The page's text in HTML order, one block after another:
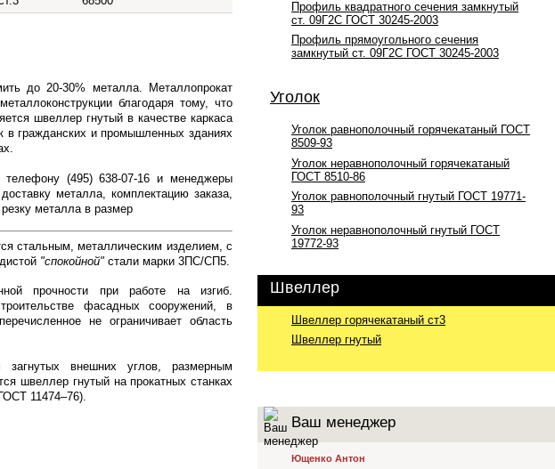
до 20-30% металла. Металлопрокат
благодаря тому, что
швеллер гнутый в качестве каркаса
в гражданских и промышленных зданиях
(495) 638-07-16 и менеджеры
металла, комплектацию заказа,
металла в размер
стальным, металлическим изделием, с
"cпокoйнoй" стали марки 3ПС/СП5.
прочности при работе на изгиб.
фасадных сооружений, в
не ограничивает область
внешних углов, размерным
швеллер гнутый на прокатных станках
11474–76).
Профиль квадратного сечения замкнутый
ст. 09Г2С ГОСТ 30245-2003
Профиль прямоугольного сечения
замкнутый ст. 09Г2С ГОСТ 30245-2003
Уголок
Уголок равнополочный горячекатаный ГОСТ
8509-93
Уголок неравнополочный горячекатаный
ГОСТ 8510-86
Уголок равнополочный гнутый ГОСТ 19771-
93
Уголок неравнополочный гнутый ГОСТ
19772-93
Швеллер
Швеллер горячекатаный ст3
Швеллер гнутый
Ваш менеджер
Ющенко Антон